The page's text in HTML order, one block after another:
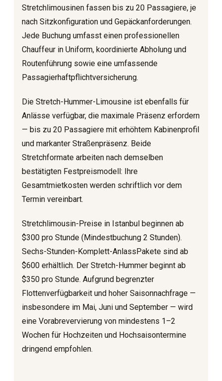
Stretchlimousinen fassen bis zu 20 Passagiere, je
nach Sitzkonfiguration und Gepäckanforderungen.
Jede Buchung umfasst einen professionellen
Chauffeur in Uniform, koordinierte Abholung und
Routenführung sowie eine umfassende
Passagierhaftpflichtversicherung.
Die Stretch-Hummer-Limousine ist ebenfalls für
Anlässe verfügbar, die maximale Präsenz erfordern
— bis zu 20 Passagiere mit erhöhtem Kabinenprofil
und markanter Straßenpräsenz. Beide
Stretchformate arbeiten nach demselben
bestätigten Festpreismodell: Ihre
Gesamtmietkosten werden schriftlich vor dem
Termin vereinbart.
Stretchlimousin-Preise in Istanbul beginnen ab
$300 pro Stunde (Mindestbuchung 2 Stunden).
Sechs-Stunden-Komplett-AnlassPakete sind ab
$600 erhältlich. Der Stretch-Hummer beginnt ab
$350 pro Stunde. Aufgrund begrenzter
Flottenverfügbarkeit und hoher Saisonnachfrage —
insbesondere im Mai, Juni und September — wird
eine Vorabrevervierung von mindestens 1–2
Wochen für Hochzeiten und Hochsaisontermine
dringend empfohlen.